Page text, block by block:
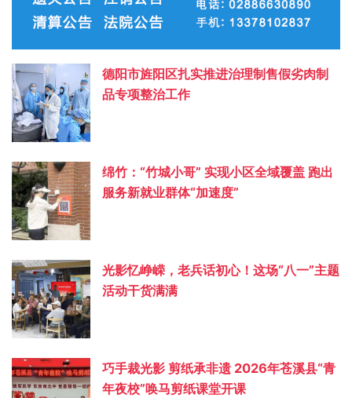
德阳市旌阳区扎实推进治理制售假劣肉制
品专项整治工作
绵竹：“竹城小哥” 实现小区全域覆盖 跑出
服务新就业群体“加速度”
光影忆峥嵘，老兵话初心！这场“八一”主题
活动干货满满
巧手裁光影 剪纸承非遗 2026年苍溪县“青
年夜校”唤马剪纸课堂开课